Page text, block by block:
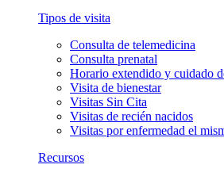
Tipos de visita
Consulta de telemedicina
Consulta prenatal
Horario extendido y cuidado
Visita de bienestar
Visitas Sin Cita
Visitas de recién nacidos
Visitas por enfermedad el
Recursos